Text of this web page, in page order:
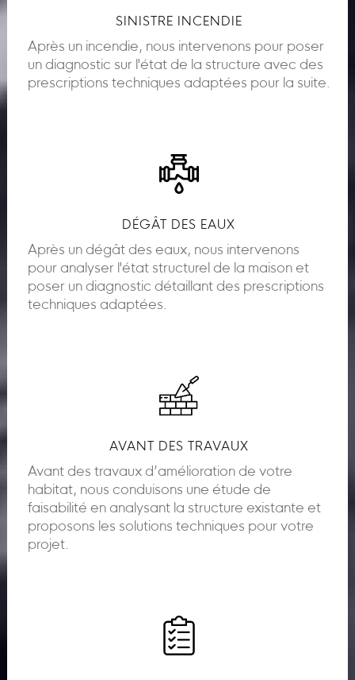
SINISTRE INCENDIE
Après un incendie, nous intervenons pour poser
un diagnostic sur l'état de la structure avec des
prescriptions techniques adaptées pour la suite.
DÉGÂT DES EAUX
Après un dégât des eaux, nous intervenons
pour analyser l'état structurel de la maison et
poser un diagnostic détaillant des prescriptions
techniques adaptées.
AVANT DES TRAVAUX
Avant des travaux d’amélioration de votre
habitat, nous conduisons une étude de
faisabilité en analysant la structure existante et
proposons les solutions techniques pour votre
projet.